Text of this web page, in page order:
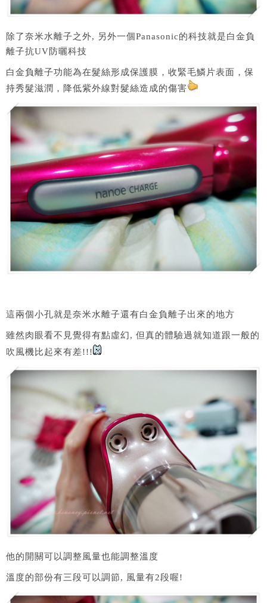
除了奈米水離子之外, 另外一個Panasonic的科技就是白金負
離子抗UV防曬科技
白金負離子功能為在髮絲形成保護膜，收緊毛鱗片表面，保
持秀髮滋潤，降低紫外線對髮絲造成的傷害
這兩個小孔就是奈米水離子還有白金負離子出來的地方
雖然肉眼看不見覺得有點虛幻, 但真的體驗過就知道跟一般的
吹風機比起來有差!!!
他的開關可以調整風量也能調整溫度
溫度的部份有三段可以調節, 風量有2段喔!